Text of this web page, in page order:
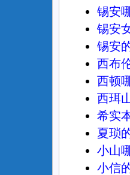
锡安
锡安
锡安
西布
西顿
西珥
希实
夏琐
小山
小信